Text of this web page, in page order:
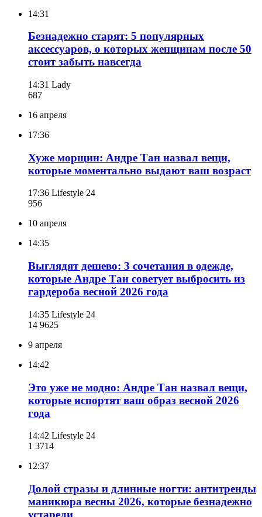
14:31
Безнадежно старят: 5 популярных
аксессуаров, о которых женщинам после 50
стоит забыть навсегда
14:31 Lady
687
16 апреля
17:36
Хуже морщин: Андре Тан назвал вещи,
которые моментально выдают ваш возраст
17:36 Lifestyle 24
956
10 апреля
14:35
Выглядят дешево: 3 сочетания в одежде,
которые Андре Тан советует выбросить из
гардероба весной 2026 года
14:35 Lifestyle 24
14 9625
9 апреля
14:42
Это уже не модно: Андре Тан назвал вещи,
которые испортят ваш образ весной 2026
года
14:42 Lifestyle 24
1 3714
12:37
Долой стразы и длинные ногти: антитренды
маникюра весны 2026, которые безнадежно
устарели